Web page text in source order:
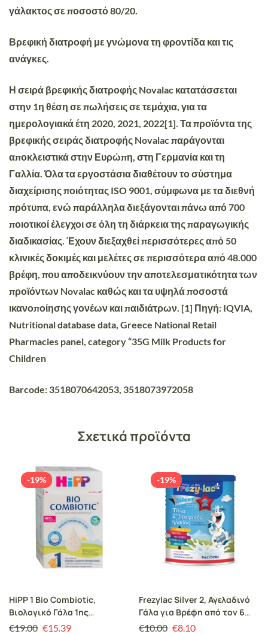
γάλακτος σε ποσοστό 80/20.
Βρεφική διατροφή με γνώμονα τη φροντίδα και τις
ανάγκες.
Η σειρά βρεφικής διατροφής Novalac κατατάσσεται
στην 1η θέση σε πωλήσεις σε τεμάχια, για τα
ημερολογιακά έτη 2020, 2021, 2022[1]. Τα προϊόντα της
βρεφικής σειράς διατροφής Novalac παράγονται
αποκλειστικά στην Ευρώπη, στη Γερμανία και τη
Γαλλία. Όλα τα εργοστάσια διαθέτουν το σύστημα
διαχείρισης ποιότητας ISO 9001, σύμφωνα με τα διεθνή
πρότυπα, ενώ παράλληλα διεξάγονται πάνω από 700
ποιοτικοί έλεγχοι σε όλη τη διάρκεια της παραγωγικής
διαδικασίας. Έχουν διεξαχθεί περισσότερες από 50
κλινικές δοκιμές και μελέτες σε περισσότερα από 48.000
βρέφη, που αποδεικνύουν την αποτελεσματικότητα των
προϊόντων Novalac καθώς και τα υψηλά ποσοστά
ικανοποίησης γονέων και παιδιάτρων. [1] Πηγή: IQVIA,
Nutritional database data, Greece National Retail
Pharmacies panel, category “35G Milk Products for
Children
Barcode: 3518070642053, 3518073972058
Σχετικά προϊόντα
-19%
HiPP 1 Bio Combiotic,
Βιολογικό Γάλα 1ης
Βρεφικής Ηλικίας Νέο με
€19.00 €15.39
-19%
Frezylac Silver 2, Αγελαδινό
Γάλα για Βρέφη από τον 6
έως τον 12 μήνα 400gr
€10.00 €8.10